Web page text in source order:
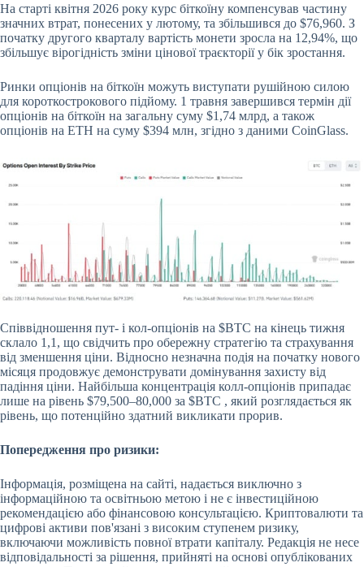
На старті квітня 2026 року курс біткоїну компенсував частину
значних втрат, понесених у лютому, та збільшився до $76,960. З
початку другого кварталу вартість монети зросла на 12,94%, що
збільшує вірогідність зміни цінової траєкторії у бік зростання.
Ринки опціонів на біткоїн можуть виступати рушійною силою
для короткострокового підйому. 1 травня завершився термін дії
опціонів на біткоїн на загальну суму $1,74 млрд, а також
опціонів на ETH на суму $394 млн, згідно з даними CoinGlass.
Співвідношення пут- і кол-опціонів на $BTC на кінець тижня
склало 1,1, що свідчить про обережну стратегію та страхування
від зменшення ціни. Відносно незначна подія на початку нового
місяця продовжує демонструвати домінування захисту від
падіння ціни. Найбільша концентрація колл-опціонів припадає
лише на рівень $79,500–80,000 за $BTC , який розглядається як
рівень, що потенційно здатний викликати прорив.
Попередження про ризики:
Інформація, розміщена на сайті, надається виключно з
інформаційною та освітньою метою і не є інвестиційною
рекомендацією або фінансовою консультацією. Криптовалюти та
цифрові активи пов'язані з високим ступенем ризику,
включаючи можливість повної втрати капіталу. Редакція не несе
відповідальності за рішення, прийняті на основі опублікованих